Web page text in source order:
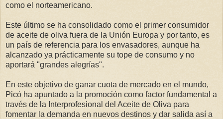
como el norteamericano.
Este último se ha consolidado como el primer consumidor
de aceite de oliva fuera de la Unión Europa y por tanto, es
un país de referencia para los envasadores, aunque ha
alcanzado ya prácticamente su tope de consumo y no
aportará "grandes alegrías".
En este objetivo de ganar cuota de mercado en el mundo,
Picó ha apuntado a la promoción como factor fundamental a
través de la Interprofesional del Aceite de Oliva para
fomentar la demanda en nuevos destinos y dar salida así a